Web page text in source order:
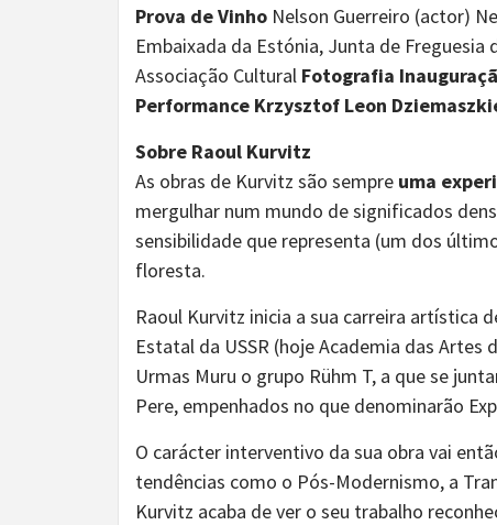
Prova de Vinho Nelson Guerreiro (actor)
Embaixada da Estónia, Junta de Freguesia
Associação Cultural Fotografia
Performance Krzysztof Leon
Sobre Raoul Kurvitz
As obras de Kurvitz são sempre uma
mergulhar num mundo de significados
sensibilidade que representa (um dos
floresta.
Raoul Kurvitz inicia a sua carreira
Estatal da USSR (hoje Academia das
Urmas Muru o grupo Rühm T, a que se
Pere, empenhados no que denominarão
O carácter interventivo da sua obra vai
tendências como o Pós-Modernismo, a
Kurvitz acaba de ver o seu trabalho